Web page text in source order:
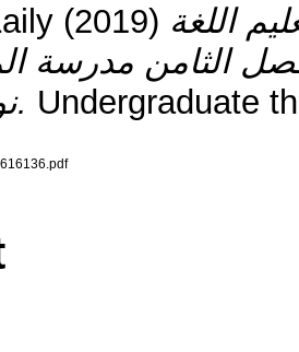
(2019) اللغة
الثامن مدرسة
نور بسيدوأرجو. Undergraduate